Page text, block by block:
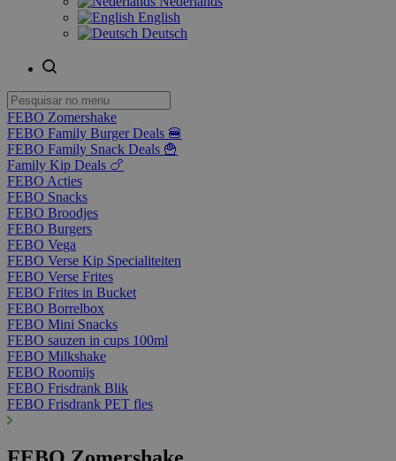
English
Deutsch
FEBO Zomershake
FEBO Family Burger Deals 🍔
FEBO Family Snack Deals 🍟
Family Kip Deals 🍗
FEBO Acties
FEBO Snacks
FEBO Broodjes
FEBO Burgers
FEBO Vega
FEBO Verse Kip Specialiteiten
FEBO Verse Frites
FEBO Frites in Bucket
FEBO Borrelbox
FEBO Mini Snacks
FEBO sauzen in cups 100ml
FEBO Milkshake
FEBO Roomijs
FEBO Frisdrank Blik
FEBO Frisdrank PET fles